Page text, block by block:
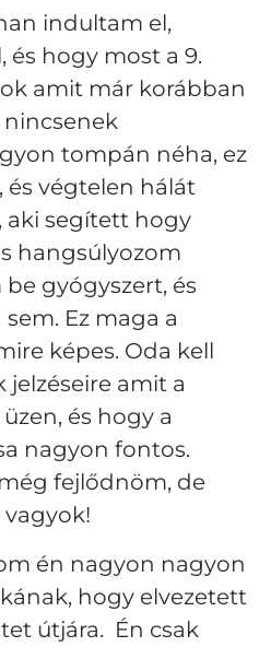
indultam el,
és hogy most a 9.
amit már korábban
nincsenek
tompán néha, ez
és végtelen hálát
aki segített hogy
hangsúlyozom
gyógyszert, és
Ez maga a
képes. Oda kell
amit a
és hogy a
nagyon fontos.
fejlődnöm, de
én nagyon nagyon
hogy elvezetett
útjára. Én csak